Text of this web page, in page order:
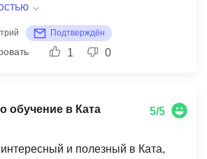
в Ката, я быстро поменял свое
надежда, что все
открылось второе
соверешнно новое в жизни, что
головой, выход из рутины на
Подтверждён
1 0
обучение в Ката
5/5
и полезный в Ката,